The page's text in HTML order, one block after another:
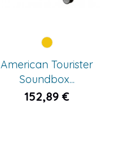
Amarillo
American Tourister
Soundbox...
136,36 €